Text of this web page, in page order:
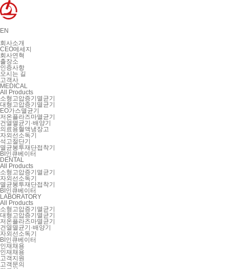
EN
회사소개
CEO메세지
회사연혁
출장소
인증사항
오시는 길
고객사
MEDICAL
All Products
소형고압증기멸균기
대형고압증기멸균기
EO가스멸균기
저온플라즈마멸균기
건열멸균기·배양기
의료용혈액냉장고
자외선소독기
석고절단기
멸균봉투재단접착기
BI인큐베이터
DENTAL
All Products
소형고압증기멸균기
자외선소독기
멸균봉투재단접착기
BI인큐베이터
LABORATORY
All Products
소형고압증기멸균기
대형고압증기멸균기
저온플라즈마멸균기
건열멸균기·배양기
자외선소독기
BI인큐베이터
인재채용
인재채용
고객지원
고객문의